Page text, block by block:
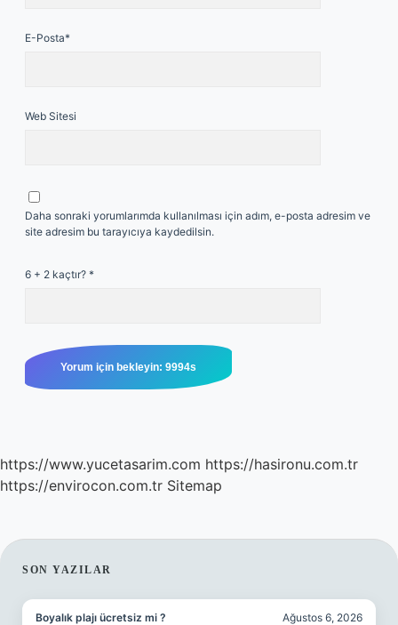
E-Posta*
Web Sitesi
Daha sonraki yorumlarımda kullanılması için adım, e-posta adresim ve
site adresim bu tarayıcıya kaydedilsin.
6 + 2 kaçtır? *
https://www.yucetasarim.com https://hasironu.com.tr
https://envirocon.com.tr Sitemap
SIDEBAR
SON YAZILAR
Boyalık plajı ücretsiz mi ? Ağustos 6, 2026